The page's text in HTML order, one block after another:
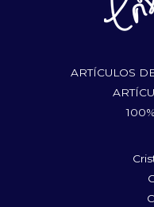
ARTÍCULOS